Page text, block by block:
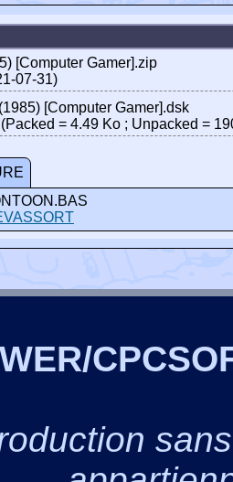
[Computer Gamer].zip
07-31)
[Computer Gamer].dsk
= 4.49 Ko ; Unpacked =